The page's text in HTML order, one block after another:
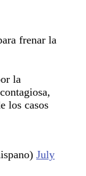
frenar la
la
los casos
July